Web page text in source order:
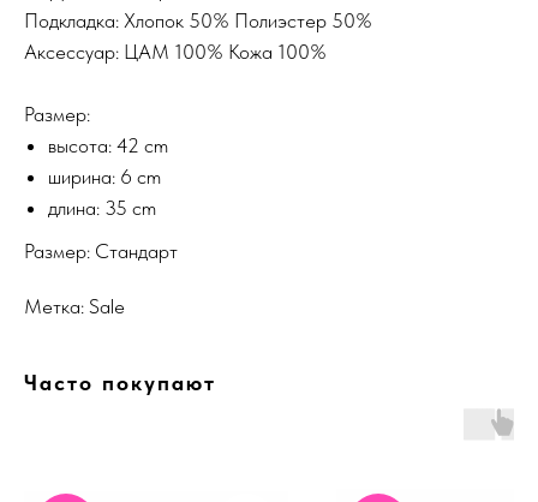
Подкладка: Хлопок 50% Полиэстер 50%
Аксессуар: ЦАМ 100% Кожа 100%
Размер:
высота: 42 cm
ширина: 6 cm
длина: 35 cm
Размер: Стандарт
Метка: Sale
Часто покупают